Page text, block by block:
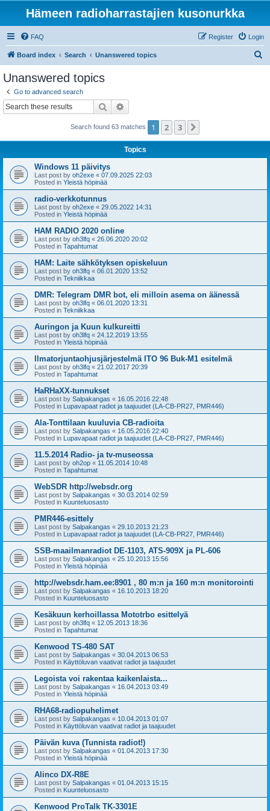
Hämeen radioharrastajien kusonurkka
FAQ Login
Register
Board index Search Unanswered topics
Unanswered topics
Go to advanced search
Search
Search found 63 matches 1 2 3
Topics
Windows 11 päivitys
Last post by oh2exe « 07.09.2025 22:03
Posted in Yleistä höpinää
radio-verkkotunnus
Last post by oh2exe « 29.05.2022 14:31
Posted in Yleistä höpinää
HAM RADIO 2020 online
Last post by oh3lfq « 26.06.2020 20:02
Posted in Tapahtumat
HAM: Laite sähkötyksen opiskeluun
Last post by oh3lfq « 06.01.2020 13:52
Posted in Tekniikkaa
DMR: Telegram DMR bot, eli milloin asema on äänessä
Last post by oh3lfq « 06.01.2020 13:31
Posted in Tekniikkaa
Auringon ja Kuun kulkureitti
Last post by oh3lfq « 24.12.2019 13:55
Posted in Yleistä höpinää
Ilmatorjuntaohjusjärjestelmä ITO 96 Buk-M1 esitelmä
Last post by oh3lfq « 21.02.2017 20:39
Posted in Tapahtumat
HaRHaXX-tunnukset
Last post by Salpakangas « 16.05.2016 22:48
Posted in Lupavapaat radiot ja taajuudet (LA-CB-PR27, PMR446)
Ala-Tonttilaan kuuluvia CB-radioita
Last post by Salpakangas « 16.05.2016 22:40
Posted in Lupavapaat radiot ja taajuudet (LA-CB-PR27, PMR446)
11.5.2014 Radio- ja tv-museossa
Last post by oh2op « 11.05.2014 10:48
Posted in Tapahtumat
WebSDR http://websdr.org
Last post by Salpakangas « 30.03.2014 02:59
Posted in Kuunteluosasto
PMR446-esittely
Last post by Salpakangas « 29.10.2013 21:23
Posted in Lupavapaat radiot ja taajuudet (LA-CB-PR27, PMR446)
SSB-maailmanradiot DE-1103, ATS-909X ja PL-606
Last post by Salpakangas « 25.10.2013 15:56
Posted in Yleistä höpinää
http://websdr.ham.ee:8901 , 80 m:n ja 160 m:n monitorointi
Last post by Salpakangas « 16.10.2013 18:20
Posted in Kuunteluosasto
Kesäkuun kerhoillassa Mototrbo esittelyä
Last post by oh3lfq « 12.05.2013 18:36
Posted in Tapahtumat
Kenwood TS-480 SAT
Last post by Salpakangas « 30.04.2013 06:53
Posted in Käyttöluvan vaativat radiot ja taajuudet
Legoista voi rakentaa kaikenlaista...
Last post by Salpakangas « 16.04.2013 03:49
Posted in Yleistä höpinää
RHA68-radiopuhelimet
Last post by Salpakangas « 10.04.2013 01:07
Posted in Käyttöluvan vaativat radiot ja taajuudet
Päivän kuva (Tunnista radiot!)
Last post by Salpakangas « 01.04.2013 17:30
Posted in Yleistä höpinää
Alinco DX-R8E
Last post by Salpakangas « 01.04.2013 15:15
Posted in Kuunteluosasto
Kenwood ProTalk TK-3301E